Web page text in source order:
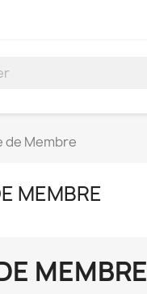
de Membre
MEMBRE
MEMBRE